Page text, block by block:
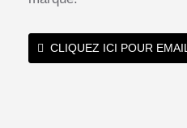
CLIQUEZ ICI POUR EMAIL